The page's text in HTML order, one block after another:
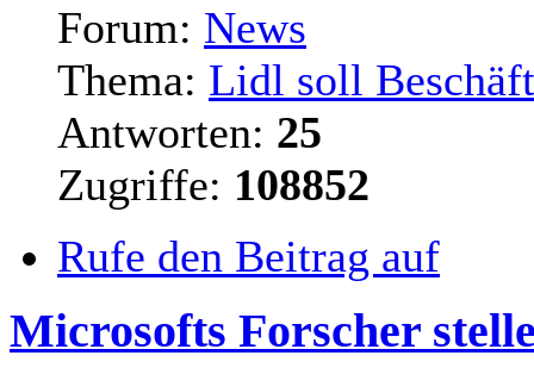
Forum: News
Thema: Lidl soll
Antworten: 25
Zugriffe: 108852
Rufe den Beitrag auf
Microsofts Forscher